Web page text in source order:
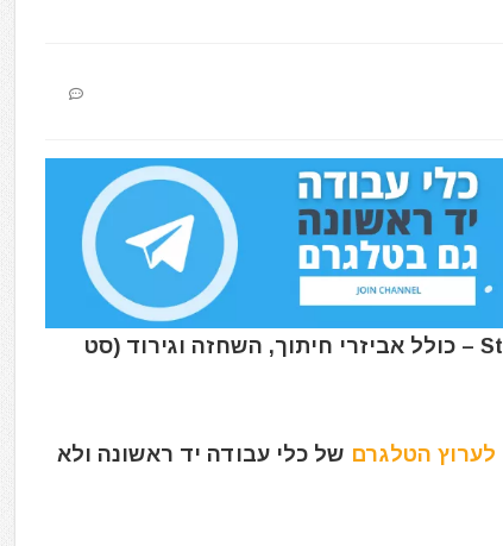
דיל לסט להבים 5 חלקים למולטיטול בתקן Starlock – כולל אביזרי חיתוך, השחזה וגירוד (סט
לערוץ הטלגרם של כלי עבודה יד ראשונה ולא